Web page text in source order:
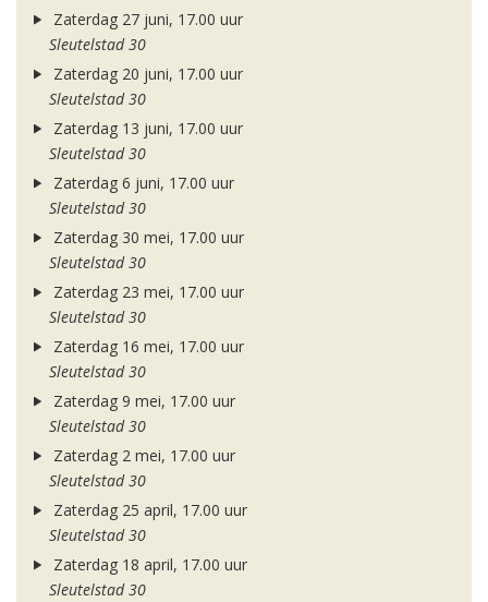
Zaterdag 27 juni, 17.00 uur
Sleutelstad 30
Zaterdag 20 juni, 17.00 uur
Sleutelstad 30
Zaterdag 13 juni, 17.00 uur
Sleutelstad 30
Zaterdag 6 juni, 17.00 uur
Sleutelstad 30
Zaterdag 30 mei, 17.00 uur
Sleutelstad 30
Zaterdag 23 mei, 17.00 uur
Sleutelstad 30
Zaterdag 16 mei, 17.00 uur
Sleutelstad 30
Zaterdag 9 mei, 17.00 uur
Sleutelstad 30
Zaterdag 2 mei, 17.00 uur
Sleutelstad 30
Zaterdag 25 april, 17.00 uur
Sleutelstad 30
Zaterdag 18 april, 17.00 uur
Sleutelstad 30